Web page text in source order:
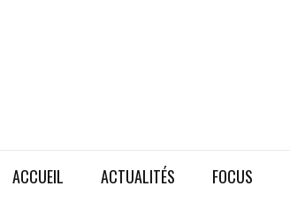
ACCUEIL ACTUALITÉS FOCUS